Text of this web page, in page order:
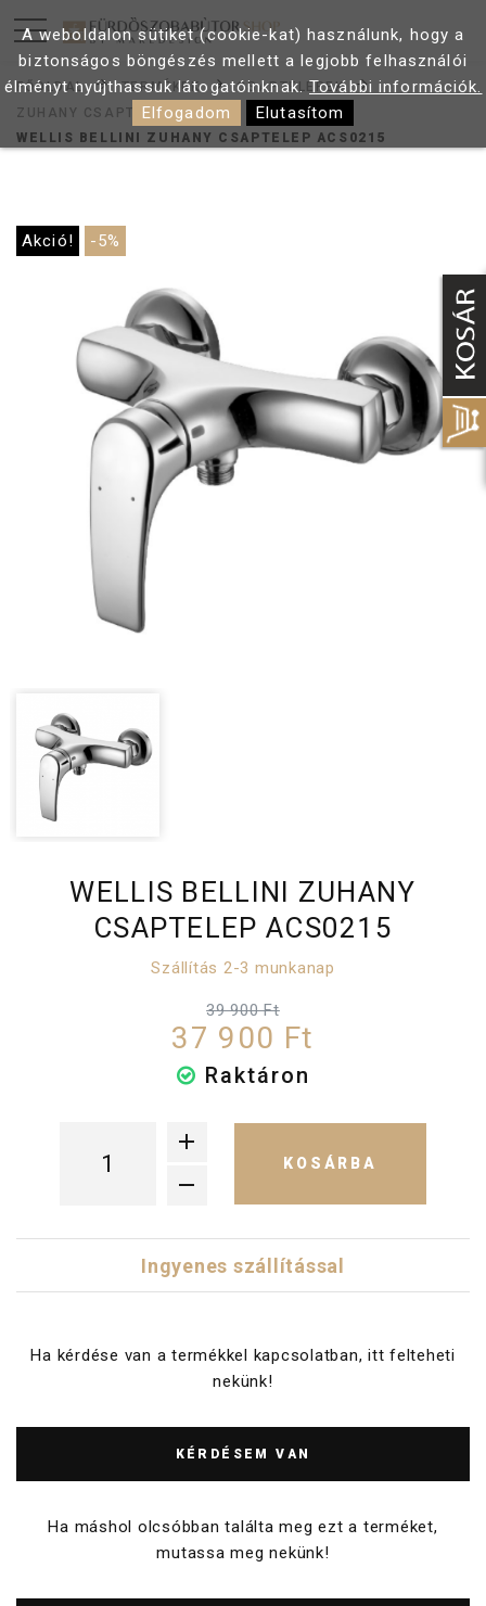
FŐOLDAL TERMÉKEK
CSAPTELEPEK
ZUHANY CSAPTELEP
WELLIS BELLINI ZUHANY CSAPTELEP ACS0215
Akció! -5%
WELLIS BELLINI ZUHANY
CSAPTELEP ACS0215
Szállítás 2-3 munkanap
39 900 Ft
37 900 Ft
Raktáron
KOSÁRBA
Ingyenes szállítással
Ha kérdése van a termékkel kapcsolatban, itt felteheti
nekünk!
KÉRDÉSEM VAN
Ha máshol olcsóbban találta meg ezt a terméket,
mutassa meg nekünk!
A weboldalon sütiket (cookie-kat) használunk, hogy a
biztonságos böngészés mellett a legjobb felhasználói
élményt nyújthassuk látogatóinknak.További információk.
Elfogadom
Elutasítom